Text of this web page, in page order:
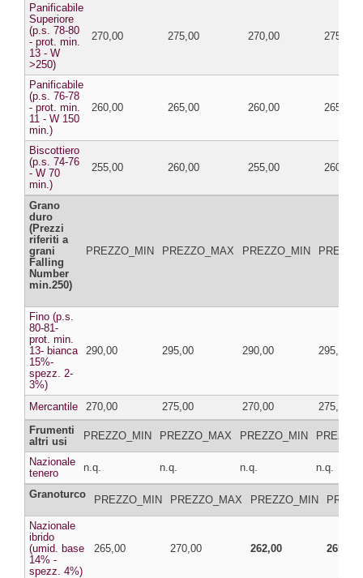
Panificabile
Superiore
(p.s. 78-80
- prot. min.
13 - W
>250)
270,00 275,00 270,00 275,00
Panificabile
(p.s. 76-78
- prot. min.
11 - W 150
min.)
260,00 265,00 260,00 265,00
Biscottiero
(p.s. 74-76
- W 70
min.)
255,00 260,00 255,00 260,00
Grano
duro
(Prezzi
riferiti a
grani
Falling
Number
min.250)
PREZZO_MIN PREZZO_MAX PREZZO_MIN
Fino (p.s.
80-81-
prot. min.
13- bianca
15%-
spezz. 2-
3%)
290,00 295,00 290,00 295,00
Mercantile 270,00 275,00 270,00
275,00
Frumenti
altri usi
PREZZO_MIN PREZZO_MAX PREZZO_MIN
Nazionale
tenero
n.q. n.q. n.q. n.q.
Granoturco PREZZO_MIN PREZZO_MAX PREZZO_MIN
Nazionale
ibrido
(umid. base
14% -
spezz. 4%)
265,00 270,00 262,00 265,00